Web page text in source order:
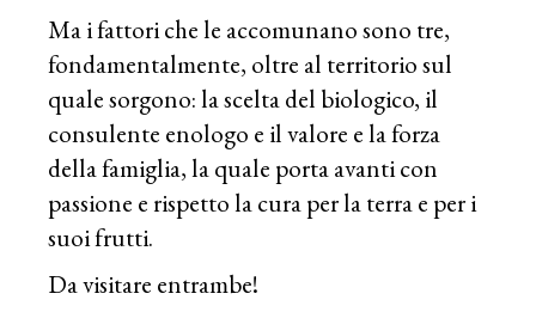
Ma i fattori che le accomunano sono tre,
fondamentalmente, oltre al territorio sul
quale sorgono: la scelta del biologico, il
consulente enologo e il valore e la forza
della famiglia, la quale porta avanti con
passione e rispetto la cura per la terra e per i
suoi frutti.
Da visitare entrambe!